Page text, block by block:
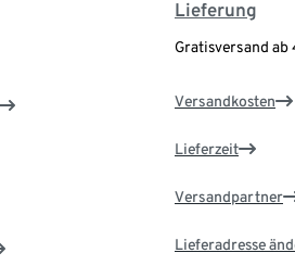
Lieferung
Gratisversand ab
Versandkosten
Lieferzeit
Versandpartner
Lieferadresse